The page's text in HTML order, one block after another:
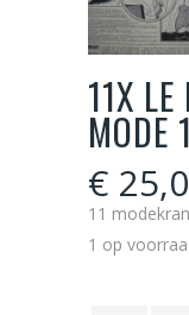
11X
MODE
€
11
1 op